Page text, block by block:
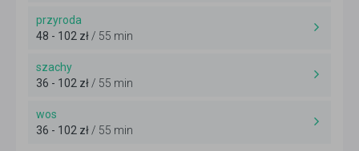
przyroda
48 - 102 zł / 55 min
szachy
36 - 102 zł / 55 min
wos
36 - 102 zł / 55 min